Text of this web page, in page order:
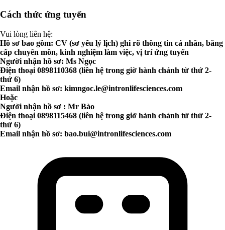
Cách thức ứng tuyển
Vui lòng liên hệ:
Hồ sơ bao gồm: CV (sơ yếu lý lịch) ghi rõ thông tin cá nhân, bằng
cấp chuyên môn, kinh nghiệm làm việc, vị trí ứng tuyển
Người nhận hồ sơ: Ms Ngọc
Điện thoại 0898110368 (liên hệ trong giờ hành chánh từ thứ 2-
thứ 6)
Email nhận hồ sơ: kimngoc.le@intronlifesciences.com
Hoặc
Người nhận hồ sơ : Mr Bào
Điện thoại 0898115468 (liên hệ trong giờ hành chánh từ thứ 2-
thứ 6)
Email nhận hồ sơ: bao.bui@intronlifesciences.com